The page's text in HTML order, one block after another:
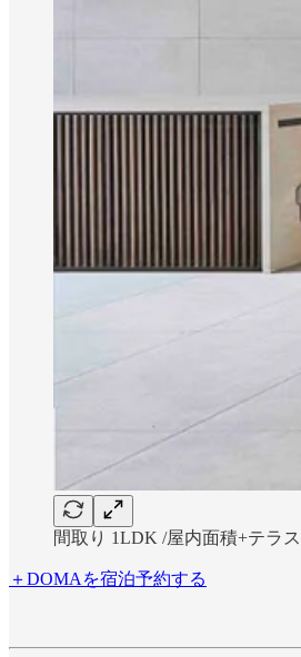
間取り 1LDK /屋内面積+テラス
＋DOMAを宿泊予約する